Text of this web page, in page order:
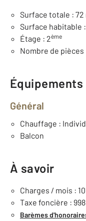
Surface totale : 72
Surface habitable :
Étage : 2ème
Nombre de pièces
Équipements
Général
Chauffage :
Balcon
À savoir
Charges / mois :
Taxe foncière :
Barèmes